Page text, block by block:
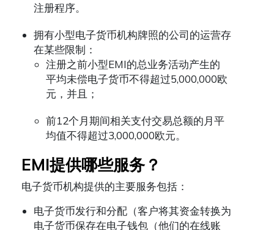
注册程序。
拥有小型电子货币机构牌照的公司的运营存
在某些限制：
注册之前小型EMI的总业务活动产生的
平均未偿电子货币不得超过5,000,000欧
元，并且；
前12个月期间相关支付交易总额的月平
均值不得超过3,000,000欧元。
EMI提供哪些服务？
电子货币机构提供的主要服务包括：
电子货币发行和分配（客户将其资金转换为
电子货币保存在电子钱包（他们的在线账